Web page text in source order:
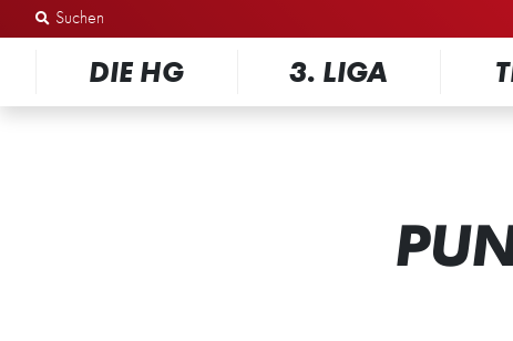
Zum Inhalt springen
DIE HG 3. LIGA